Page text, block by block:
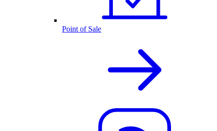
Point of Sale